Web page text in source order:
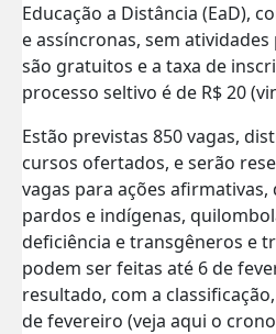
Educação a Distância (EaD),
e assíncronas, sem
são gratuitos e a taxa de
processo seltivo é de R$ 20
Estão previstas 850 vagas,
cursos ofertados, e serão
vagas para ações
pardos e indígenas,
deficiência e transgêneros e
podem ser feitas até 6 de
resultado, com a
de fevereiro (veja aqui o